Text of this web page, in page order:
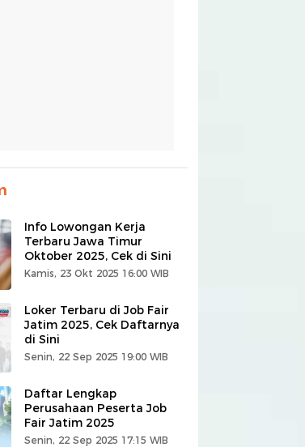
Info Lowongan Kerja
Terbaru Jawa Timur
Oktober 2025, Cek di Sini
Kamis, 23 Okt 2025 16:00 WIB
Loker Terbaru di Job Fair
Jatim 2025, Cek Daftarnya
di Sini
Senin, 22 Sep 2025 19:00 WIB
Daftar Lengkap
Perusahaan Peserta Job
Fair Jatim 2025
Senin, 22 Sep 2025 17:15 WIB